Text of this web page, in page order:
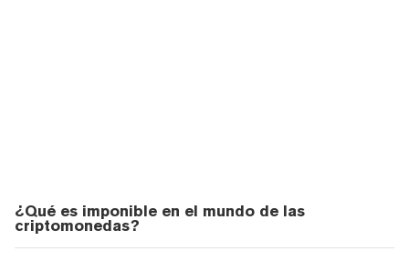
¿Qué es imponible en el mundo de las
criptomonedas?